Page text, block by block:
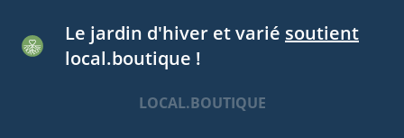
Le jardin d'hiver et varié soutient
local.boutique !
LOCAL.BOUTIQUE